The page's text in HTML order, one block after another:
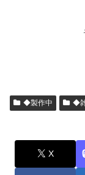
◆製作中 ◆
X